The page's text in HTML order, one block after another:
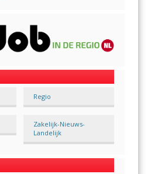
Regio
Zakelijk-Nieuws-
Landelijk